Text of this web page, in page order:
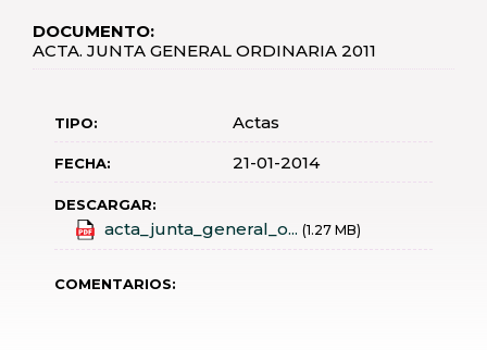
NAVEGACIÓN
DOCUMENTO:
ACTA. JUNTA GENERAL ORDINARIA 2011
TIPO: Actas
FECHA: 21-01-2014
DESCARGAR:
acta_junta_general_o... (1.27 MB)
COMENTARIOS: